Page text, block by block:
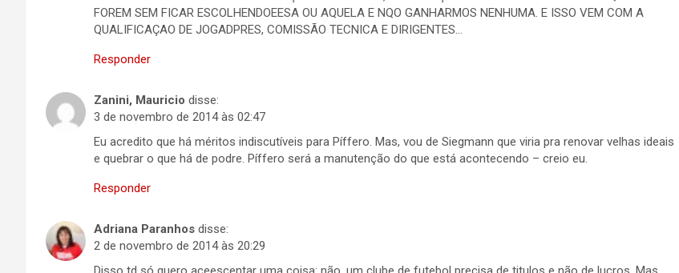
FOREM SEM FICAR ESCOLHENDOEESA OU AQUELA E NQO GANHARMOS NENHUMA. E ISSO VEM COM A
QUALIFICAÇAO DE JOGADPRES, COMISSÃO TECNICA E DIRIGENTES…
Responder
Zanini, Mauricio disse:
3 de novembro de 2014 às 02:47
Eu acredito que há méritos indiscutíveis para Píffero. Mas, vou de Siegmann que viria pra renovar velhas ideais
e quebrar o que há de podre. Píffero será a manutenção do que está acontecendo – creio eu.
Responder
Adriana Paranhos disse:
2 de novembro de 2014 às 20:29